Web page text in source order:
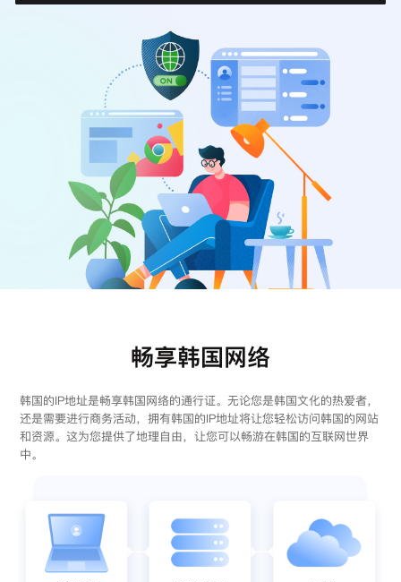
畅享韩国网络
韩国的IP地址是畅享韩国网络的通行证。无论您是韩国文化的热爱者，
还是需要进行商务活动，拥有韩国的IP地址将让您轻松访问韩国的网站
和资源。这为您提供了地理自由，让您可以畅游在韩国的互联网世界
中。